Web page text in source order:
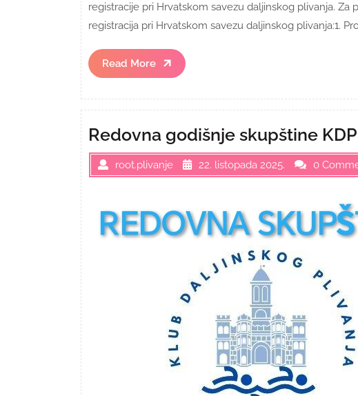
registracije pri Hrvatskom savezu daljinskog plivanja. Za
registracija pri Hrvatskom savezu daljinskog plivanja:1.
Read More
Read
More
Redovna godišnje skupštine
root.plivanje 22. listopada 2025. 0